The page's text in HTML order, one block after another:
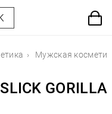
Мужская
GORILLA